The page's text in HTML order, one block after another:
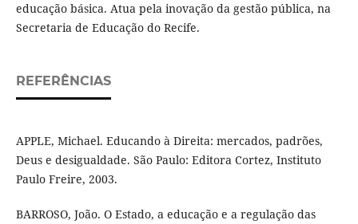
educação básica. Atua pela inovação da gestão pública, na
Secretaria de Educação do Recife.
REFERÊNCIAS
APPLE, Michael. Educando à Direita: mercados, padrões,
Deus e desigualdade. São Paulo: Editora Cortez, Instituto
Paulo Freire, 2003.
BARROSO, João. O Estado, a educação e a regulação das